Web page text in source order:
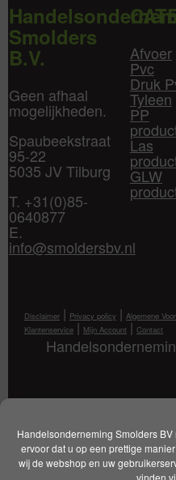
Handelsonderneming Smolders
ervoor dat u op een prettige
wij de webshop en uw
vinden
Smolders
B.V.
Geen afhaal
mogelijkheden.
Spaubeekstraat
95-22
5035 JV Tilburg
T. +31(0)85-
0640877
E.
info@smoldersbv.nl
Afvoer
Pvc
Druk
Tyleen
PP
Las
GLW
Disclaimer | Privacy policy | Algemene
Klantenservice | Mijn Account | Contact